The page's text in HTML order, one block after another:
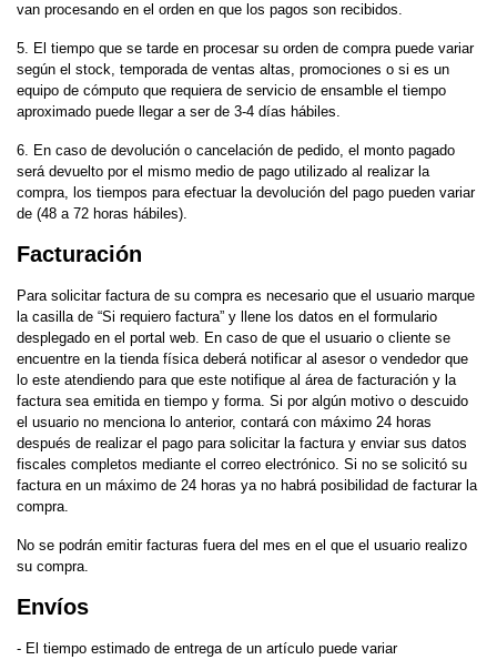
van procesando en el orden en que los pagos son recibidos.
5. El tiempo que se tarde en procesar su orden de compra puede variar
según el stock, temporada de ventas altas, promociones o si es un
equipo de cómputo que requiera de servicio de ensamble el tiempo
aproximado puede llegar a ser de 3-4 días hábiles.
6. En caso de devolución o cancelación de pedido, el monto pagado
será devuelto por el mismo medio de pago utilizado al realizar la
compra, los tiempos para efectuar la devolución del pago pueden variar
de (48 a 72 horas hábiles).
Facturación
Para solicitar factura de su compra es necesario que el usuario marque
la casilla de “Si requiero factura” y llene los datos en el formulario
desplegado en el portal web. En caso de que el usuario o cliente se
encuentre en la tienda física deberá notificar al asesor o vendedor que
lo este atendiendo para que este notifique al área de facturación y la
factura sea emitida en tiempo y forma. Si por algún motivo o descuido
el usuario no menciona lo anterior, contará con máximo 24 horas
después de realizar el pago para solicitar la factura y enviar sus datos
fiscales completos mediante el correo electrónico. Si no se solicitó su
factura en un máximo de 24 horas ya no habrá posibilidad de facturar la
compra.
No se podrán emitir facturas fuera del mes en el que el usuario realizo
su compra.
Envíos
- El tiempo estimado de entrega de un artículo puede variar